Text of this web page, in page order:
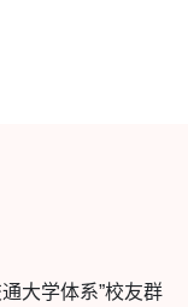
大学体系”校友群